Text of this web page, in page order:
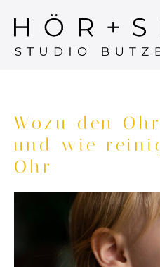
Wozu den
und wie
Ohr